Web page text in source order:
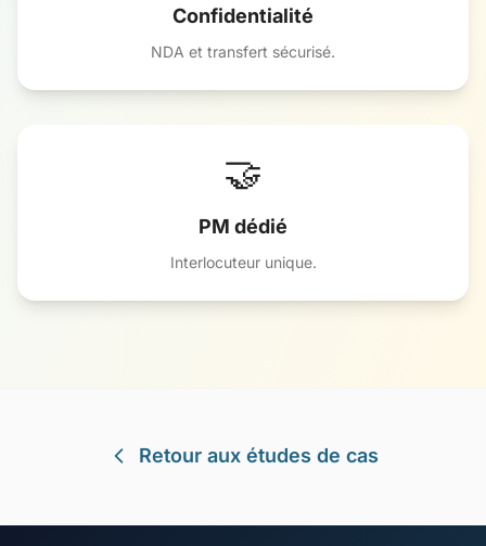
Confidentialité
NDA et transfert sécurisé.
🤝
PM dédié
Interlocuteur unique.
Retour aux études de cas